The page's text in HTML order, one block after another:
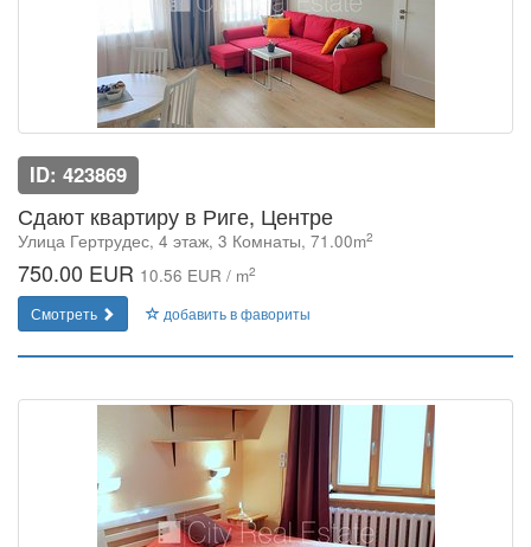
ID: 423869
Сдают квартиру в Риге, Центре
Улица Гертрудес, 4 этаж, 3 Комнаты, 71.00m2
750.00 EUR 10.56 EUR / m2
Смотреть добавить в фавориты